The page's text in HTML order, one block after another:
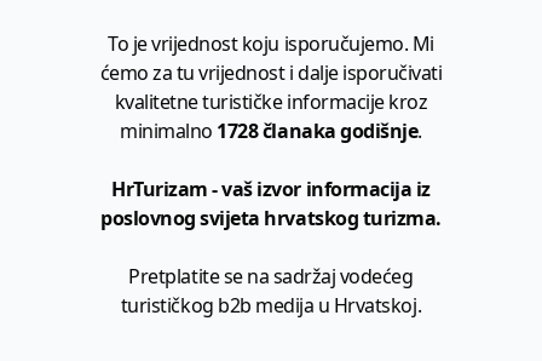
To je vrijednost koju isporučujemo. Mi
ćemo za tu vrijednost i dalje isporučivati
kvalitetne turističke informacije kroz
minimalno 1728 članaka godišnje.
HrTurizam - vaš izvor informacija iz
poslovnog svijeta hrvatskog turizma.
Pretplatite se na sadržaj vodećeg
turističkog b2b medija u Hrvatskoj.